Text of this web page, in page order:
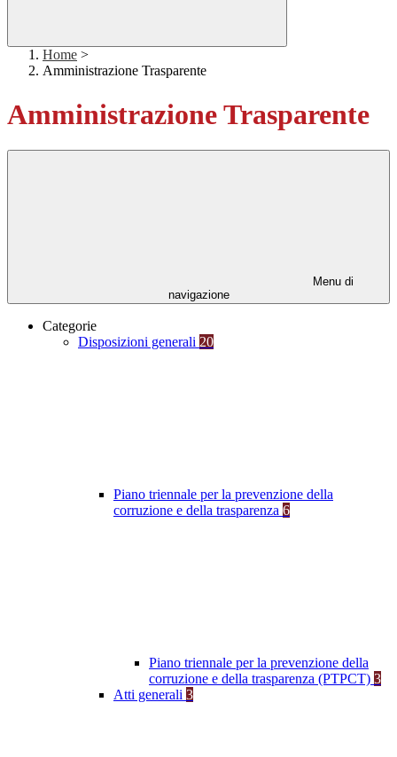
Home >
Amministrazione Trasparente
Amministrazione Trasparente
Menu di
navigazione
Categorie
Disposizioni generali 20
Piano triennale per la prevenzione della
corruzione e della trasparenza 6
Piano triennale per la prevenzione della
corruzione e della trasparenza (PTPCT) 3
Atti generali 3